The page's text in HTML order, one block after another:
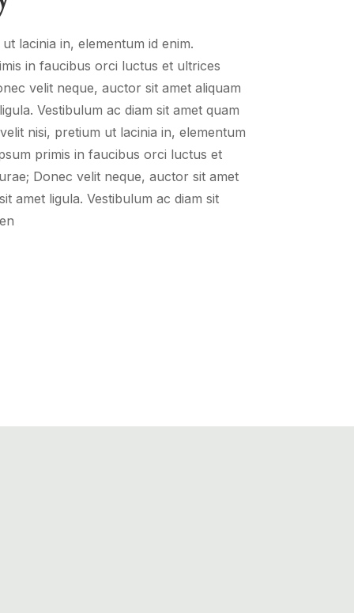
lacinia in, elementum id enim.
in faucibus orci luctus et ultrices
velit neque, auctor sit amet aliquam
Vestibulum ac diam sit amet quam
nisi, pretium ut lacinia in, elementum
primis in faucibus orci luctus et
Donec velit neque, auctor sit amet
amet ligula. Vestibulum ac diam sit